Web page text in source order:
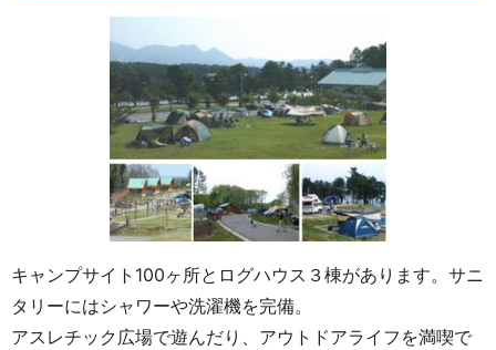
キャンプサイト100ヶ所とログハウス３棟があります。サニ
タリーにはシャワーや洗濯機を完備。
アスレチック広場で遊んだり、アウトドアライフを満喫で